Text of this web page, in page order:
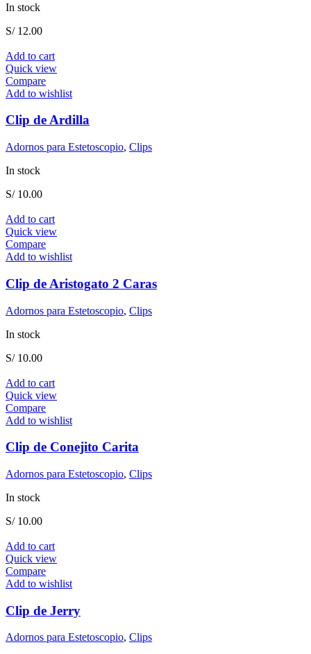
In stock
S/12.00
Add to cart
Quick view
Compare
Add to wishlist
Clip de Ardilla
Adornos para Estetoscopio, Clips
In stock
S/10.00
Add to cart
Quick view
Compare
Add to wishlist
Clip de Aristogato 2 Caras
Adornos para Estetoscopio, Clips
In stock
S/10.00
Add to cart
Quick view
Compare
Add to wishlist
Clip de Conejito Carita
Adornos para Estetoscopio, Clips
In stock
S/10.00
Add to cart
Quick view
Compare
Add to wishlist
Clip de Jerry
Adornos para Estetoscopio, Clips